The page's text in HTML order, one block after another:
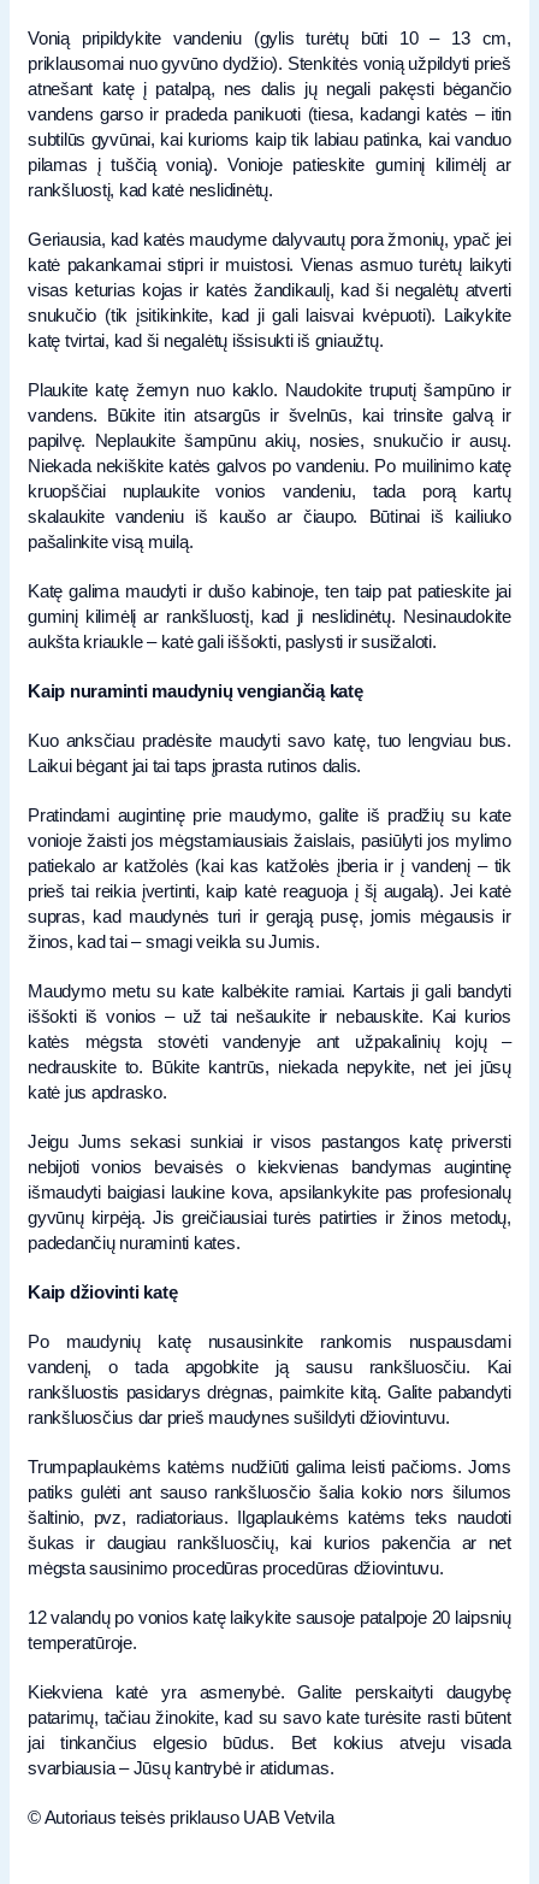
Vonią pripildykite vandeniu (gylis turėtų būti 10 – 13 cm,
priklausomai nuo gyvūno dydžio). Stenkitės vonią užpildyti prieš
atnešant katę į patalpą, nes dalis jų negali pakęsti bėgančio
vandens garso ir pradeda panikuoti (tiesa, kadangi katės – itin
subtilūs gyvūnai, kai kurioms kaip tik labiau patinka, kai vanduo
pilamas į tuščią vonią). Vonioje patieskite guminį kilimėlį ar
rankšluostį, kad katė neslidinėtų.
Geriausia, kad katės maudyme dalyvautų pora žmonių, ypač jei
katė pakankamai stipri ir muistosi. Vienas asmuo turėtų laikyti
visas keturias kojas ir katės žandikaulį, kad ši negalėtų atverti
snukučio (tik įsitikinkite, kad ji gali laisvai kvėpuoti). Laikykite
katę tvirtai, kad ši negalėtų išsisukti iš gniaužtų.
Plaukite katę žemyn nuo kaklo. Naudokite truputį šampūno ir
vandens. Būkite itin atsargūs ir švelnūs, kai trinsite galvą ir
papilvę. Neplaukite šampūnu akių, nosies, snukučio ir ausų.
Niekada nekiškite katės galvos po vandeniu. Po muilinimo katę
kruopščiai nuplaukite vonios vandeniu, tada porą kartų
skalaukite vandeniu iš kaušo ar čiaupo. Būtinai iš kailiuko
pašalinkite visą muilą.
Katę galima maudyti ir dušo kabinoje, ten taip pat patieskite jai
guminį kilimėlį ar rankšluostį, kad ji neslidinėtų. Nesinaudokite
aukšta kriaukle – katė gali iššokti, paslysti ir susižaloti.
Kaip nuraminti maudynių vengiančią katę
Kuo anksčiau pradėsite maudyti savo katę, tuo lengviau bus.
Laikui bėgant jai tai taps įprasta rutinos dalis.
Pratindami augintinę prie maudymo, galite iš pradžių su kate
vonioje žaisti jos mėgstamiausiais žaislais, pasiūlyti jos mylimo
patiekalo ar katžolės (kai kas katžolės įberia ir į vandenį – tik
prieš tai reikia įvertinti, kaip katė reaguoja į šį augalą). Jei katė
supras, kad maudynės turi ir gerąją pusę, jomis mėgausis ir
žinos, kad tai – smagi veikla su Jumis.
Maudymo metu su kate kalbėkite ramiai. Kartais ji gali bandyti
iššokti iš vonios – už tai nešaukite ir nebauskite. Kai kurios
katės mėgsta stovėti vandenyje ant užpakalinių kojų –
nedrauskite to. Būkite kantrūs, niekada nepykite, net jei jūsų
katė jus apdrasko.
Jeigu Jums sekasi sunkiai ir visos pastangos katę priversti
nebijoti vonios bevaisės o kiekvienas bandymas augintinę
išmaudyti baigiasi laukine kova, apsilankykite pas profesionalų
gyvūnų kirpėją. Jis greičiausiai turės patirties ir žinos metodų,
padedančių nuraminti kates.
Kaip džiovinti katę
Po maudynių katę nusausinkite rankomis nuspausdami
vandenį, o tada apgobkite ją sausu rankšluosčiu. Kai
rankšluostis pasidarys drėgnas, paimkite kitą. Galite pabandyti
rankšluosčius dar prieš maudynes sušildyti džiovintuvu.
Trumpaplaukėms katėms nudžiūti galima leisti pačioms. Joms
patiks gulėti ant sauso rankšluosčio šalia kokio nors šilumos
šaltinio, pvz, radiatoriaus. Ilgaplaukėms katėms teks naudoti
šukas ir daugiau rankšluosčių, kai kurios pakenčia ar net
mėgsta sausinimo procedūras procedūras džiovintuvu.
12 valandų po vonios katę laikykite sausoje patalpoje 20 laipsnių
temperatūroje.
Kiekviena katė yra asmenybė. Galite perskaityti daugybę
patarimų, tačiau žinokite, kad su savo kate turėsite rasti būtent
jai tinkančius elgesio būdus. Bet kokius atveju visada
svarbiausia – Jūsų kantrybė ir atidumas.
© Autoriaus teisės priklauso UAB Vetvila